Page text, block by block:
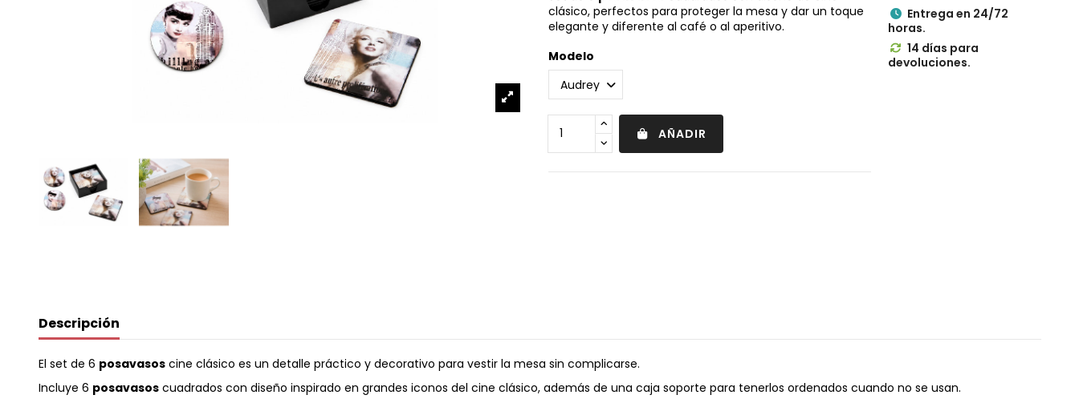
clásico, perfectos para proteger la mesa y dar un toque
elegante y diferente al café o al aperitivo.
Modelo
AÑADIR
 Entrega en 24/72
horas.
 14 días para
devoluciones.
Descripción
El set de 6 posavasoscine clásico es un detalle práctico y decorativo para vestir la mesa sin complicarse.
Incluye 6 posavasoscuadrados con diseño inspirado en grandes iconos del cine clásico, además de una caja soporte para tenerlos ordenados cuando no se usan.